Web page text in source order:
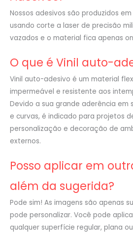
Nossos adesivos são produzidos
usando corte a laser de precisão
vazados e o material fica apenas
O que é Vinil auto-
Vinil auto-adesivo é um material
impermeável e resistente aos
Devido a sua grande aderência em
e curvas, é indicado para projetos
personalização e decoração de
externos.
Posso aplicar em
além da sugerida?
Pode sim! As imagens são apenas
pode personalizar. Você pode
qualquer superfície regular, plana